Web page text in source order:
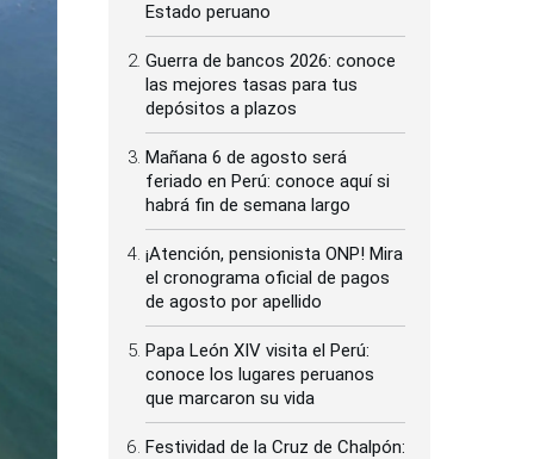
Estado peruano
Guerra de bancos 2026: conoce
las mejores tasas para tus
depósitos a plazos
Mañana 6 de agosto será
feriado en Perú: conoce aquí si
habrá fin de semana largo
¡Atención, pensionista ONP! Mira
el cronograma oficial de pagos
de agosto por apellido
Papa León XIV visita el Perú:
conoce los lugares peruanos
que marcaron su vida
Festividad de la Cruz de Chalpón: